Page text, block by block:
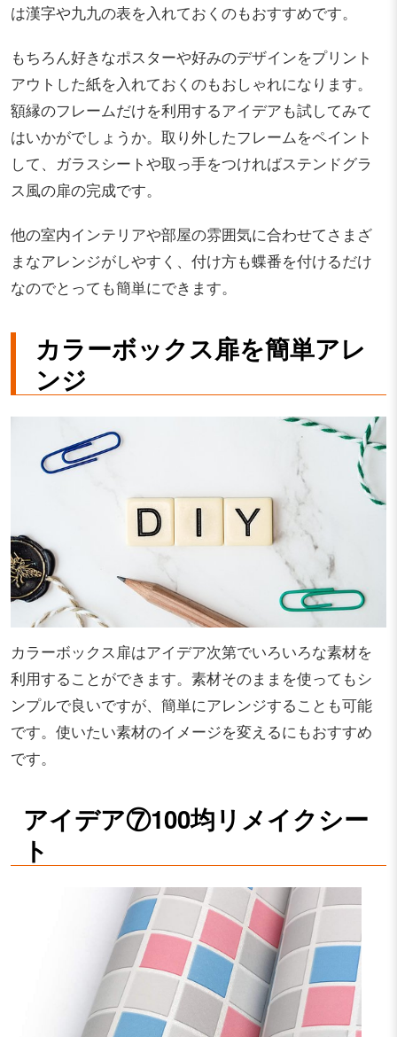
は漢字や九九の表を入れておくのもおすすめです。
もちろん好きなポスターや好みのデザインをプリント
アウトした紙を入れておくのもおしゃれになります。
額縁のフレームだけを利用するアイデアも試してみて
はいかがでしょうか。取り外したフレームをペイント
して、ガラスシートや取っ手をつければステンドグラ
ス風の扉の完成です。
他の室内インテリアや部屋の雰囲気に合わせてさまざ
まなアレンジがしやすく、付け方も蝶番を付けるだけ
なのでとっても簡単にできます。
カラーボックス扉を簡単アレ
ンジ
カラーボックス扉はアイデア次第でいろいろな素材を
利用することができます。素材そのままを使ってもシ
ンプルで良いですが、簡単にアレンジすることも可能
です。使いたい素材のイメージを変えるにもおすすめ
です。
アイデア⑦100均リメイクシー
ト